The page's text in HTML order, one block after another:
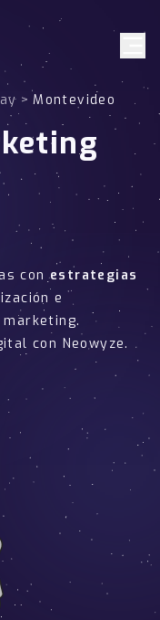
> Montevideo
conestrategias
e
con Neowyze.